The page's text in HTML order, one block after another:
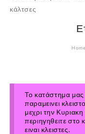
κάλτσες
Home
Το κατάστημα
παραμεινει κλειστο
μεχρι την
περιηγηθειτε στο
ειναι κλειστες.